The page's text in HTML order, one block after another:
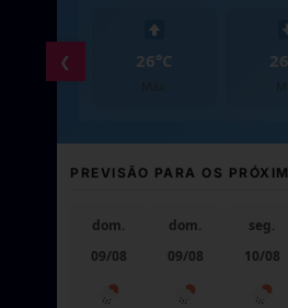
❮
Máx.
PREVISÃO PARA OS PRÓXIMOS DIAS
dom.
09/08
seg.
10/08
seg.
10/08